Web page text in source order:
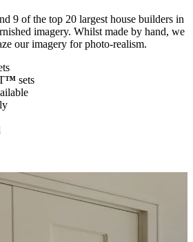
9 of the top 20 largest house builders in
imagery. Whilst made by hand, we
™​​​​‌ ‍ ​‍​‍‌‍ ‌ ​‍‌‍‍‌‌‍‌ ‌‍‍‌‌‍ ‍​‍​‍​ ‍‍​‍​‍‌ ​ ‌‍​‌‌‍ ‍‌‍‍‌‌ ‌​‌ ‍‌​‍ ‍‌‍‍‌‌‍ ​‍​‍​‍ ​​‍​‍‌‍‍​‌ ​‍‌‍‌‌‌‍‌‍​‍​‍​ ‍‍​‍​‍​‍ ‌‍​‌‌‍‌​‌‍ ‌‌‍‍‌‌‍ ‍​‍ ‌‍‍‌‌‍ ‍‌ ‌​‌‍‌‌‌‍ ‍‌ ‌​​‍ ‌‍‌‌‌‍‌​‌‍‍‌‌ ‌​​‍ ‌‍ ‌‌‍ ‌‍‌​‌‍‌‌​ ‌‌ ​​‌ ​‍‌‍‌‌‌ ​ ‌‍‌‌‌‍ ‍‌ ‌​‌‍​‌‌ ‌​‌‍‍‌‌‍ ‌‍ ‍​ ‍ ‌‍‍‌‌‍‌​​ ‌‌‍‍​‌‍ ‌‍ ‌‌‍‌‌​ ‍ ‌ ‌​‌ ‍‌‌ ​​‌‍‌‌​ ‌‌‍‍​‌‍ ‌‍ ‌‌‍‌‌​ ‍ ‌ ​​‌‍​‌‌ ‌​‌‍‍​​ ‌‌‍​ ‌‍ ‌‍ ‍‌ ‌​‌‍‌‌‌‍ ‍‌ ‌​​‍‌‌​ ‌‌‌​​‍‌‌ ‌‍‍ ‌‍‌‌‌ ‍‌​‍‌‌​ ​ ‌​‌​​‍‌‌​ ​ ‌​‌​​‍‌‌​ ​‍​ ​‍​ ​​‌‍‌‍​ ‌‌‌‍‌​​ ‍​​ ​​‌‍​‍​ ‌‍‌‍‌‍​ ‌‍​ ‌‍​ ​‌​‍‌‌​ ​‍​ ​‍​‍‌‌​ ‌‌‌​‌​​‍ ‍‌‍ ​‌‍‍‌‌ ​ ‌ ‌​​‍‌‌​ ‌‌‌​​‍‌‌ ‌‍‍ ‌‍‌‌‌ ‍‌​‍‌‌​ ​ ‌​‌​​‍‌‌​ ​ ‌​‌​​‍‌‌​ ​‍​ ​‍‌‍​ ​ ​‌​ ​ ‌‍​‍​ ​‍​ ‌​​ ‌‌​ ​​​ ‌‌​ ​​​ ​​‌‍‌‍​‍‌‌​ ​‍​ ​‍​‍‌‌​ ‌‌‌​‌​​‍ ‍‌ ​ ‌ ‌‌‌‍​‍‌ ‌​‌‍‍‌‌ ‌​‌‍ ​‌‍‌‌​‍‌‌​ ‌‌‌​​‍‌‌ ‌‍‍ ‌‍‌‌‌ ‍‌​‍‌‌​ ​ ‌​‌​​‍‌‌​ ​ ‌​‌​​‍‌‌​ ​‍​ ​‍​ ‌​​ ‌‍​ ‍‌‌‍‌‌​ ​​​ ​ ​ ​​‌‍​‌‌‍‌​‌‍‌‌​ ​​​ ‌ ​‍‌‌​ ​‍​ ​‍​‍‌‌​ ‌‌‌​‌​​‍ ‍‌‍​ ‌‍‍​‌‍‍‌‌‍ ​‌‍‌​‌ ​‍‌‍‌‌‌‍ ‍​‍‌‌​ ‌‌‌​​‍‌‌ ‌‍‍ ‌‍‌‌‌ ‍‌​‍‌‌​ ​ ‌​‌​​‍‌‌​ ​ ‌​‌​​‍‌‌​ ​‍​ ​‍‌‍‌‍‌‍​‌​ ​​‌‍‌​​ ​​​ ‍​‌‍​‌‌‍​ ‌‍‌​​ ​‍‌‍​‍‌‍‌‍​‍‌‌​ ​‍​ ​‍​‍‌‌​ ‌‌‌​‌​​‍ ‍‌ ‌​‌‍‌‌‌ ‍​‌ ‌​​ ‌‍​‍‌‍​‌‌ ​ ‌‍‌‌‌‌‌‌‌ ​‍‌‍ ​​ ‌​‍‌‌​ ​‍‌​‌‍‌‍​‌‌‍‌​‌‍ ‌‌‍‍‌‌‍ ‍​‍‌‍‌‍‍‌‌‍‌​​ ‌‌‍‍​‌‍ ‌‍ ‌‌‍‌‌​‍‌‍‌ ‌​‌ ‍‌‌ ​​‌‍‌‌​ ‌‌‍‍​‌‍ ‌‍ ‌‌‍‌‌​‍‌‍‌ ​​‌‍​‌‌ ‌​‌‍‍​​ ‌‌‍​ ‌‍ ‌‍ ‍‌ ‌​‌‍‌‌‌‍ ‍‌ ‌​​‍‌‌​ ‌‌‌​​‍‌‌ ‌‍‍ ‌‍‌‌‌ ‍‌​‍‌‌​ ​ ‌​‌​​‍‌‌​ ​ ‌​‌​​‍‌‌​ ​‍​ ​‍​ ​​‌‍‌‍​ ‌‌‌‍‌​​ ‍​​ ​​‌‍​‍​ ‌‍‌‍‌‍​ ‌‍​ ‌‍​ ​‌​‍‌‌​ ​‍​ ​‍​‍‌‌​ ‌‌‌​‌​​‍ ‍‌‍ ​‌‍‍‌‌ ​ ‌ ‌​​‍‌‌​ ‌‌‌​​‍‌‌ ‌‍‍ ‌‍‌‌‌ ‍‌​‍‌‌​ ​ ‌​‌​​‍‌‌​ ​ ‌​‌​​‍‌‌​ ​‍​ ​‍‌‍​ ​ ​‌​ ​ ‌‍​‍​ ​‍​ ‌​​ ‌‌​ ​​​ ‌‌​ ​​​ ​​‌‍‌‍​‍‌‌​ ​‍​ ​‍​‍‌‌​ ‌‌‌​‌​​‍ ‍‌ ​ ‌ ‌‌‌‍​‍‌ ‌​‌‍‍‌‌ ‌​‌‍ ​‌‍‌‌​‍‌‌​ ‌‌‌​​‍‌‌ ‌‍‍ ‌‍‌‌‌ ‍‌​‍‌‌​ ​ ‌​‌​​‍‌‌​ ​ ‌​‌​​‍‌‌​ ​‍​ ​‍​ ‌​​ ‌‍​ ‍‌‌‍‌‌​ ​​​ ​ ​ ​​‌‍​‌‌‍‌​‌‍‌‌​ ​​​ ‌ ​‍‌‌​ ​‍​ ​‍​‍‌‌​ ‌‌‌​‌​​‍ ‍‌‍​ ‌‍‍​‌‍‍‌‌‍ ​‌‍‌​‌ ​‍‌‍‌‌‌‍ ‍​‍‌‌​ ‌‌‌​​‍‌‌ ‌‍‍ ‌‍‌‌‌ ‍‌​‍‌‌​ ​ ‌​‌​​‍‌‌​ ​ ‌​‌​​‍‌‌​ ​‍​ ​‍‌‍‌‍‌‍​‌​ ​​‌‍‌​​ ​​​ ‍​‌‍​‌‌‍​ ‌‍‌​​ ​‍‌‍​‍‌‍‌‍​‍‌‌​ ​‍​ ​‍​‍‌‌​ ‌‌‌​‌​​‍ ‍‌ ‌​‌‍‌‌‌ ‍​‌ ‌​​‍‌‍‌ ​​‌‍‌‌‌ ​‍‌ ​ ‌ ​​‌‍‌‌‌‍​ ‌ ‌​‌‍‍‌‌ ‌‍‌‍‌‌​ ‌‌ ​​‌ ‌‌‌‍​‍‌‍ ​‌‍‍‌‌ ​ ‌‍‍​‌‍‌‌‌‍‌​​‍​‍‌ ‌ sets​​​​‌ ‍ ​‍​‍‌‍ ‌ ​‍‌‍‍‌‌‍‌ ‌‍‍‌‌‍ ‍​‍​‍​ ‍‍​‍​‍‌ ​ ‌‍​‌‌‍ ‍‌‍‍‌‌ ‌​‌ ‍‌​‍ ‍‌‍‍‌‌‍ ​‍​‍​‍ ​​‍​‍‌‍‍​‌ ​‍‌‍‌‌‌‍‌‍​‍​‍​ ‍‍​‍​‍​‍ ‌‍​‌‌‍‌​‌‍ ‌‌‍‍‌‌‍ ‍​‍ ‌‍‍‌‌‍ ‍‌ ‌​‌‍‌‌‌‍ ‍‌ ‌​​‍ ‌‍‌‌‌‍‌​‌‍‍‌‌ ‌​​‍ ‌‍ ‌‌‍ ‌‍‌​‌‍‌‌​ ‌‌ ​​‌ ​‍‌‍‌‌‌ ​ ‌‍‌‌‌‍ ‍‌ ‌​‌‍​‌‌ ‌​‌‍‍‌‌‍ ‌‍ ‍​ ‍ ‌‍‍‌‌‍‌​​ ‌‌‍‍​‌‍ ‌‍ ‌‌‍‌‌​ ‍ ‌ ‌​‌ ‍‌‌ ​​‌‍‌‌​ ‌‌‍‍​‌‍ ‌‍ ‌‌‍‌‌​ ‍ ‌ ​​‌‍​‌‌ ‌​‌‍‍​​ ‌‌‍​ ‌‍ ‌‍ ‍‌ ‌​‌‍‌‌‌‍ ‍‌ ‌​​‍‌‌​ ‌‌‌​​‍‌‌ ‌‍‍ ‌‍‌‌‌ ‍‌​‍‌‌​ ​ ‌​‌​​‍‌‌​ ​ ‌​‌​​‍‌‌​ ​‍​ ​‍​ ​​‌‍‌‍​ ‌‌‌‍‌​​ ‍​​ ​​‌‍​‍​ ‌‍‌‍‌‍​ ‌‍​ ‌‍​ ​‌​‍‌‌​ ​‍​ ​‍​‍‌‌​ ‌‌‌​‌​​‍ ‍‌‍ ​‌‍‍‌‌ ​ ‌ ‌​​‍‌‌​ ‌‌‌​​‍‌‌ ‌‍‍ ‌‍‌‌‌ ‍‌​‍‌‌​ ​ ‌​‌​​‍‌‌​ ​ ‌​‌​​‍‌‌​ ​‍​ ​‍‌‍​ ​ ​‌​ ​ ‌‍​‍​ ​‍​ ‌​​ ‌‌​ ​​​ ‌‌​ ​​​ ​​‌‍‌‍​‍‌‌​ ​‍​ ​‍​‍‌‌​ ‌‌‌​‌​​‍ ‍‌ ​ ‌ ‌‌‌‍​‍‌ ‌​‌‍‍‌‌ ‌​‌‍ ​‌‍‌‌​‍‌‌​ ‌‌‌​​‍‌‌ ‌‍‍ ‌‍‌‌‌ ‍‌​‍‌‌​ ​ ‌​‌​​‍‌‌​ ​ ‌​‌​​‍‌‌​ ​‍​ ​‍​ ‌​​ ‌‍​ ‍‌‌‍‌‌​ ​​​ ​ ​ ​​‌‍​‌‌‍‌​‌‍‌‌​ ​​​ ‌ ​‍‌‌​ ​‍​ ​‍​‍‌‌​ ‌‌‌​‌​​‍ ‍‌‍​ ‌‍‍​‌‍‍‌‌‍ ​‌‍‌​‌ ​‍‌‍‌‌‌‍ ‍​‍‌‌​ ‌‌‌​​‍‌‌ ‌‍‍ ‌‍‌‌‌ ‍‌​‍‌‌​ ​ ‌​‌​​‍‌‌​ ​ ‌​‌​​‍‌‌​ ​‍​ ​‍​ ​ ‌‍​‌​ ​​​ ‌ ‌‍​‌​ ​​‌‍‌‌‌‍​ ​ ​ ​ ​‌‌‍​‌‌‍​ ​‍‌‌​ ​‍​ ​‍​‍‌‌​ ‌‌‌​‌​​‍ ‍‌ ‌​‌‍‌‌‌ ‍​‌ ‌​​ ‌‍​‍‌‍​‌‌ ​ ‌‍‌‌‌‌‌‌‌ ​‍‌‍ ​​ ‌​‍‌‌​ ​‍‌​‌‍‌‍​‌‌‍‌​‌‍ ‌‌‍‍‌‌‍ ‍​‍‌‍‌‍‍‌‌‍‌​​ ‌‌‍‍​‌‍ ‌‍ ‌‌‍‌‌​‍‌‍‌ ‌​‌ ‍‌‌ ​​‌‍‌‌​ ‌‌‍‍​‌‍ ‌‍ ‌‌‍‌‌​‍‌‍‌ ​​‌‍​‌‌ ‌​‌‍‍​​ ‌‌‍​ ‌‍ ‌‍ ‍‌ ‌​‌‍‌‌‌‍ ‍‌ ‌​​‍‌‌​ ‌‌‌​​‍‌‌ ‌‍‍ ‌‍‌‌‌ ‍‌​‍‌‌​ ​ ‌​‌​​‍‌‌​ ​ ‌​‌​​‍‌‌​ ​‍​ ​‍​ ​​‌‍‌‍​ ‌‌‌‍‌​​ ‍​​ ​​‌‍​‍​ ‌‍‌‍‌‍​ ‌‍​ ‌‍​ ​‌​‍‌‌​ ​‍​ ​‍​‍‌‌​ ‌‌‌​‌​​‍ ‍‌‍ ​‌‍‍‌‌ ​ ‌ ‌​​‍‌‌​ ‌‌‌​​‍‌‌ ‌‍‍ ‌‍‌‌‌ ‍‌​‍‌‌​ ​ ‌​‌​​‍‌‌​ ​ ‌​‌​​‍‌‌​ ​‍​ ​‍‌‍​ ​ ​‌​ ​ ‌‍​‍​ ​‍​ ‌​​ ‌‌​ ​​​ ‌‌​ ​​​ ​​‌‍‌‍​‍‌‌​ ​‍​ ​‍​‍‌‌​ ‌‌‌​‌​​‍ ‍‌ ​ ‌ ‌‌‌‍​‍‌ ‌​‌‍‍‌‌ ‌​‌‍ ​‌‍‌‌​‍‌‌​ ‌‌‌​​‍‌‌ ‌‍‍ ‌‍‌‌‌ ‍‌​‍‌‌​ ​ ‌​‌​​‍‌‌​ ​ ‌​‌​​‍‌‌​ ​‍​ ​‍​ ‌​​ ‌‍​ ‍‌‌‍‌‌​ ​​​ ​ ​ ​​‌‍​‌‌‍‌​‌‍‌‌​ ​​​ ‌ ​‍‌‌​ ​‍​ ​‍​‍‌‌​ ‌‌‌​‌​​‍ ‍‌‍​ ‌‍‍​‌‍‍‌‌‍ ​‌‍‌​‌ ​‍‌‍‌‌‌‍ ‍​‍‌‌​ ‌‌‌​​‍‌‌ ‌‍‍ ‌‍‌‌‌ ‍‌​‍‌‌​ ​ ‌​‌​​‍‌‌​ ​ ‌​‌​​‍‌‌​ ​‍​ ​‍​ ​ ‌‍​‌​ ​​​ ‌ ‌‍​‌​ ​​‌‍‌‌‌‍​ ​ ​ ​ ​‌‌‍​‌‌‍​ ​‍‌‌​ ​‍​ ​‍​‍‌‌​ ‌‌‌​‌​​‍ ‍‌ ‌​‌‍‌‌‌ ‍​‌ ‌​​‍‌‍‌ ​​‌‍‌‌‌ ​‍‌ ​ ‌ ​​‌‍‌‌‌‍​ ‌ ‌​‌‍‍‌‌ ‌‍‌‍‌‌​ ‌‌ ​​‌ ‌‌‌‍​‍‌‍ ​‌‍‍‌‌ ​ ‌‍‍​‌‍‌‌‌‍‌​​‍​‍‌ ‌